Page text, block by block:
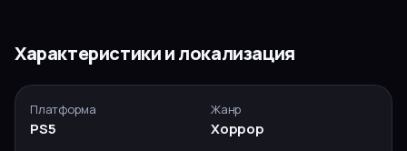
Характеристики и локализация
Платформа
PS5
Жанр
Хоррор